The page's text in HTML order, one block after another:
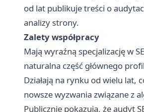
od lat publikuje treści o
analizy strony.
Zalety współpracy
Mają wyraźną specjalizację w
naturalna część głównego
Działają na rynku od wielu lat,
nowsze wyzwania związane z
Publicznie pokazują, że audyt